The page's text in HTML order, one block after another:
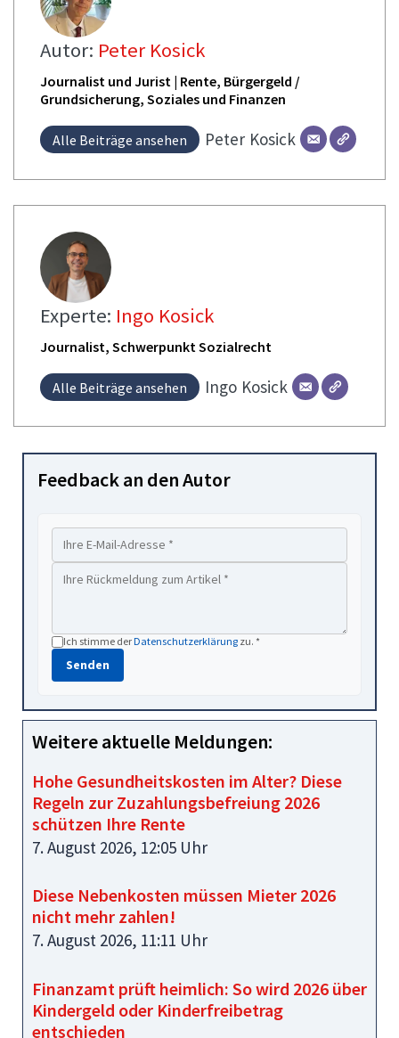
Autor: Peter Kosick
Journalist und Jurist | Rente, Bürgergeld /
Grundsicherung, Soziales und Finanzen
Alle Beiträge ansehen Peter Kosick
Experte: Ingo Kosick
Journalist, Schwerpunkt Sozialrecht
Alle Beiträge ansehen Ingo Kosick
Feedback an den Autor
Ich stimme derDatenschutzerklärung zu. *
Senden
Weitere aktuelle Meldungen:
Hohe Gesundheitskosten im Alter? Diese
Regeln zur Zuzahlungsbefreiung 2026
schützen Ihre Rente
7. August 2026, 12:05 Uhr
Diese Nebenkosten müssen Mieter 2026
nicht mehr zahlen!
7. August 2026, 11:11 Uhr
Finanzamt prüft heimlich: So wird 2026 über
Kindergeld oder Kinderfreibetrag
entschieden